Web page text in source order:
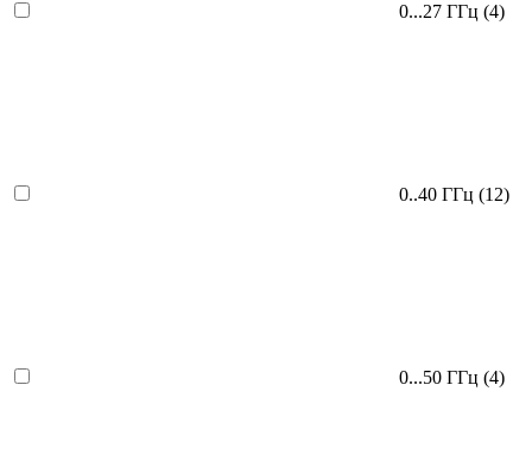
0...27 ГГц (4)
0..40 ГГц (12)
0...50 ГГц (4)